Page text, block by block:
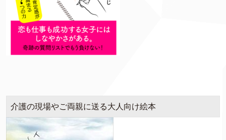
介護の現場やご両親に送る大人向け絵本